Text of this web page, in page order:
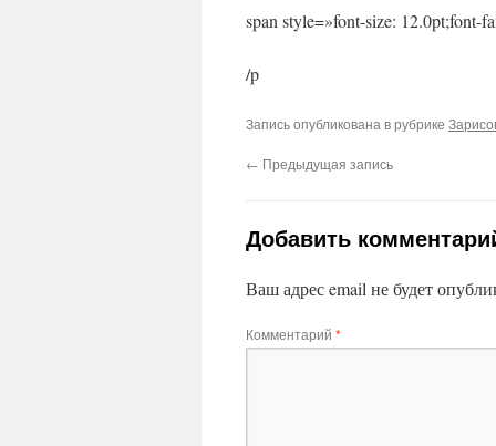
span style=»font-size: 12.0pt;font-
/p
Запись опубликована в рубрике
← Предыдущая запись
Добавить
Ваш адрес email не будет
Комментарий *